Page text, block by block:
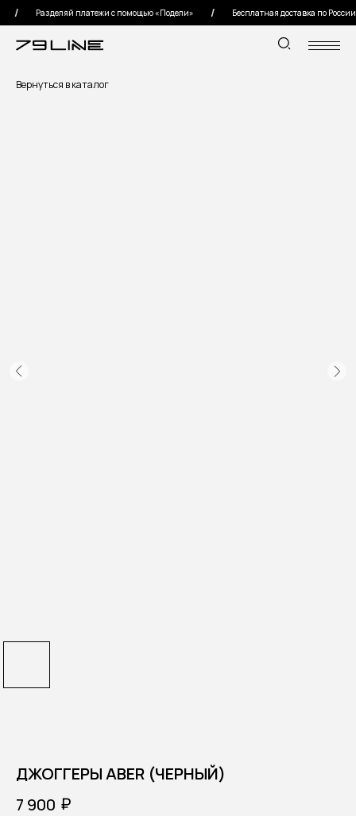
Разделяй платежи с помощью «Подели» Бесплатная доставка по России
Вернуться в каталог
ДЖОГГЕРЫ ABER (ЧЕРНЫЙ)
7 900 ₽